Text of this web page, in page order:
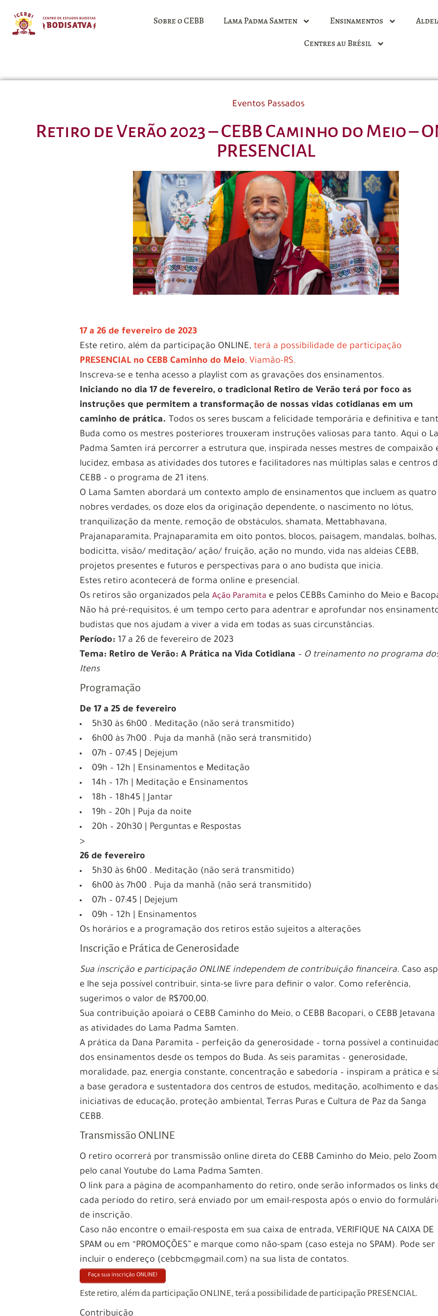
Sobre o CEBB Lama Padma Samten Ensinamentos
Centres au Brésil
Eventos Passados
Retiro de Verão 2023 – CEBB Caminho do Meio –
PRESENCIAL
17 a 26 de fevereiro de 2023
Este retiro, além da participação ONLINE,terá a possibilidade de participação
PRESENCIAL no CEBB Caminho do Meio, Viamão-RS.
Inscreva-se e tenha acesso a playlist com as gravações dos ensinamentos.
Iniciando no dia 17 de fevereiro, o tradicional Retiro de Verão terá por foco as
instruções que permitem a transformação de nossas vidas cotidianas em um
caminho de prática. Todos os seres buscam a felicidade temporária e definitiva e
Buda como os mestres posteriores trouxeram instruções valiosas para tanto. Aqui o
Padma Samten irá percorrer a estrutura que, inspirada nesses mestres de compaixão
lucidez, embasa as atividades dos tutores e facilitadores nas múltiplas salas e centros
CEBB – o programa de 21 itens.
O Lama Samten abordará um contexto amplo de ensinamentos que incluem as quatro
nobres verdades, os doze elos da originação dependente, o nascimento no lótus,
tranquilização da mente, remoção de obstáculos, shamata, Mettabhavana,
Prajanaparamita, Prajnaparamita em oito pontos, blocos, paisagem, mandalas, bolhas,
bodicitta, visão/ meditação/ ação/ fruição, ação no mundo, vida nas aldeias CEBB,
projetos presentes e futuros e perspectivas para o ano budista que inicia.
Estes retiro acontecerá de forma online e presencial.
Os retiros são organizados pelaAção Paramita e pelos CEBBs Caminho do Meio e
Não há pré-requisitos, é um tempo certo para adentrar e aprofundar nos
budistas que nos ajudam a viver a vida em todas as suas circunstâncias.
Período: 17 a 26 de fevereiro de 2023
Tema: Retiro de Verão: A Prática na Vida Cotidiana – O treinamento no programa
Itens
Programação
De 17 a 25 de fevereiro
5h30 às 6h00 . Meditação (não será transmitido)
6h00 às 7h00 . Puja da manhã (não será transmitido)
07h – 07:45 | Dejejum
09h – 12h | Ensinamentos e Meditação
14h – 17h | Meditação e Ensinamentos
18h – 18h45 | Jantar
19h – 20h | Puja da noite
20h – 20h30 | Perguntas e Respostas
>
26 de fevereiro
5h30 às 6h00 . Meditação (não será transmitido)
6h00 às 7h00 . Puja da manhã (não será transmitido)
07h – 07:45 | Dejejum
09h – 12h | Ensinamentos
Os horários e a programação dos retiros estão sujeitos a alterações
Inscrição e Prática de Generosidade
Sua inscrição e participação ONLINE independem de contribuição financeira. Caso
e lhe seja possível contribuir, sinta-se livre para definir o valor. Como referência,
sugerimos o valor de R$700,00.
Sua contribuição apoiará o CEBB Caminho do Meio, o CEBB Bacopari, o CEBB Jetavana
as atividades do Lama Padma Samten.
A prática da Dana Paramita – perfeição da generosidade – torna possível a
dos ensinamentos desde os tempos do Buda. As seis paramitas – generosidade,
moralidade, paz, energia constante, concentração e sabedoria – inspiram a prática e
a base geradora e sustentadora dos centros de estudos, meditação, acolhimento e das
iniciativas de educação, proteção ambiental, Terras Puras e Cultura de Paz da Sanga
CEBB.
Transmissão ONLINE
O retiro ocorrerá por transmissão online direta do CEBB Caminho do Meio, pelo Zoom
pelo canal Youtube do Lama Padma Samten.
O link para a página de acompanhamento do retiro, onde serão informados os links
cada período do retiro, será enviado por um email-resposta após o envio do
de inscrição.
Caso não encontre o email-resposta em sua caixa de entrada, VERIFIQUE NA CAIXA DE
SPAM ou em “PROMOÇÕES” e marque como não-spam (caso esteja no SPAM). Pode
incluir o endereço (cebbcm@gmail.com) na sua lista de contatos.
Faça sua inscrição ONLINE!
Este retiro, além da participação ONLINE, terá a possibilidade de participação PRESENCIAL.
Contribuição